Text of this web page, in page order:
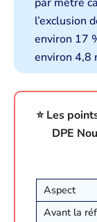
l’exclusion
environ 17
environ 4,8
⭐️ Les
DPE